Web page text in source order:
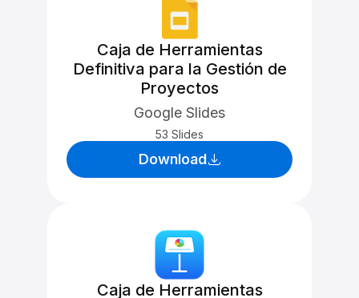
Caja de Herramientas
Definitiva para la Gestión de
Proyectos
Google Slides
53 Slides
Download
Caja de Herramientas